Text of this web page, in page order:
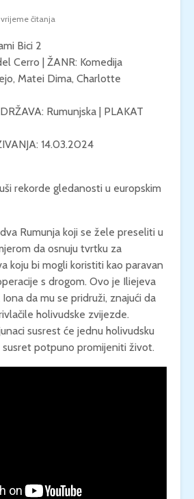
vrijeme čitanja
Bici 2
Cerro | ŽANR: Komedija
Matei Dima, Charlotte
Rumunjska | PLAKAT
14.03.2024
rekorde gledanosti u europskim
Rumunja koji se žele preseliti u
da osnuju tvrtku za
koju bi mogli koristiti kao paravan
s drogom. Ovo je Iliejeva
da mu se pridruži, znajući da
holivudske zvijezde.
susrest će jednu holivudsku
susret potpuno promijeniti život.